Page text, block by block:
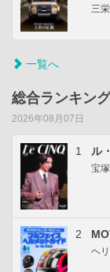
三栄
一覧へ
総合ランキング
2026年08月07日
1 ル
宝
2
ヘ